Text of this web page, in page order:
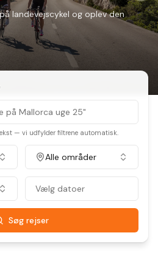
landevejscykel og oplev den
— vi udfylder filtrene automatisk.
Alle områder
Vælg datoer
Søg rejser